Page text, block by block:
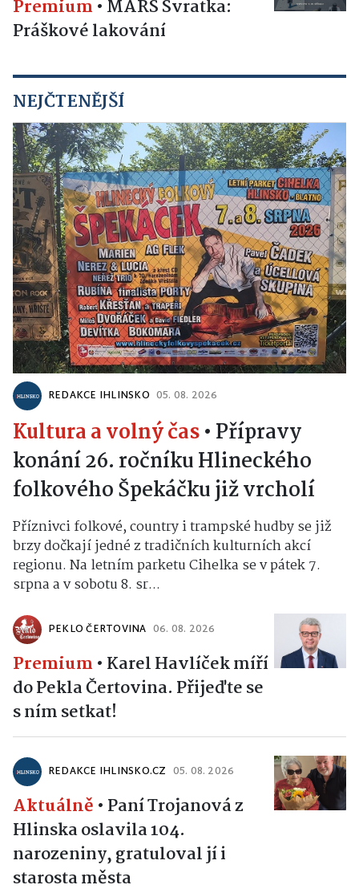
Premium • MARS Svratka:
Práškové lakování
NEJČTENĚJŠÍ
REDAKCE IHLINSKO 05. 08. 2026
Kultura a volný čas• Přípravy
konání 26. ročníku Hlineckého
folkového Špekáčku již vrcholí
Příznivci folkové, country i trampské hudby se již
brzy dočkají jedné z tradičních kulturních akcí
regionu. Na letním parketu Cihelka se v pátek 7.
srpna a v sobotu 8. sr...
PEKLO ČERTOVINA 06. 08. 2026
Premium • Karel Havlíček míří
do Pekla Čertovina. Přijeďte se
s ním setkat!
REDAKCE IHLINSKO.CZ 05. 08. 2026
Aktuálně • Paní Trojanová z
Hlinska oslavila 104.
narozeniny, gratuloval jí i
starosta města